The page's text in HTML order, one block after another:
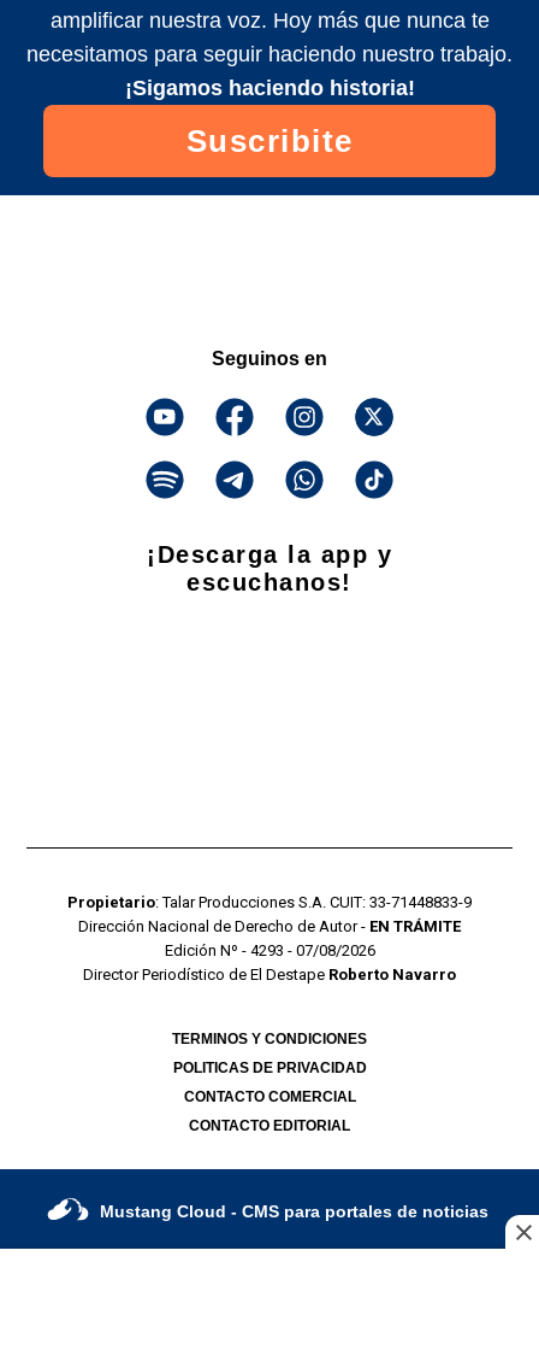
amplificar nuestra voz. Hoy más que nunca te
necesitamos para seguir haciendo nuestro trabajo.
¡Sigamos haciendo historia!
Suscribite
Seguinos en
¡Descarga la app y
escuchanos!
Propietario: Talar Producciones S.A. CUIT: 33-71448833-9
Dirección Nacional de Derecho de Autor - EN TRÁMITE
Edición Nº - 4293 - 07/08/2026
Director Periodístico de El Destape Roberto Navarro
TERMINOS Y CONDICIONES
POLITICAS DE PRIVACIDAD
CONTACTO COMERCIAL
CONTACTO EDITORIAL
Mustang Cloud - CMS para portales de noticias